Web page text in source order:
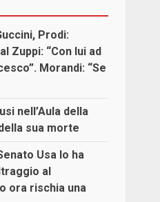
Prodi:
Zuppi: “Con lui ad
Morandi: “Se
nell’Aula della
sua morte
Usa lo ha
al
ora rischia una